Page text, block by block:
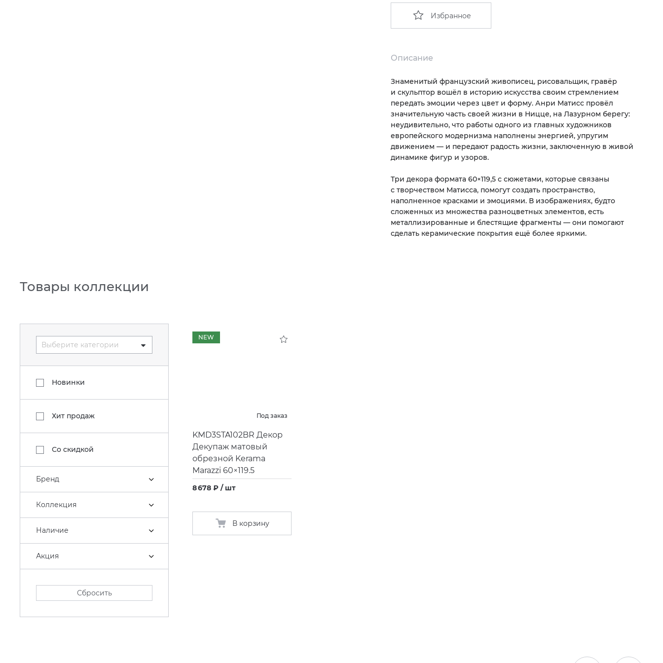
Избранное
Описание
Знаменитый французский живописец, рисовальщик, гравёр
и скульптор вошёл в историю искусства своим стремлением
передать эмоции через цвет и форму. Анри Матисс провёл
значительную часть своей жизни в Ницце, на Лазурном берегу:
неудивительно, что работы одного из главных художников
европейского модернизма наполнены энергией, упругим
движением — и передают радость жизни, заключенную в живой
динамике фигур и узоров.
Три декора формата 60×119,5 с сюжетами, которые связаны
с творчеством Матисса, помогут создать пространство,
наполненное красками и эмоциями. В изображениях, будто
сложенных из множества разноцветных элементов, есть
металлизированные и блестящие фрагменты — они помогают
сделать керамические покрытия ещё более яркими.
Товары коллекции
Выберите категории
Новинки
Хит продаж
Со скидкой
Бренд
Коллекция
Наличие
Акция
Сбросить
NEW
Под заказ
KMD3STA102BR Декор
Декупаж матовый
обрезной Kerama
Marazzi 60×119.5
8 678 ₽ / шт
В корзину